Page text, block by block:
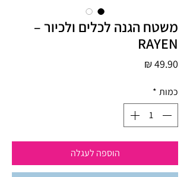
משטח הגנה לכלים ולכיור –
RAYEN
כמות *
הוספה לעגלה